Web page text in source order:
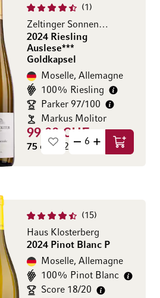
1
Zeltinger Sonnenuhr
2024 Riesling
Auslese***
Goldkapsel
Moselle, Allemagne
100% Riesling
Parker 97/100
Markus Molitor
99.00 CHF
75 cl (132.00 CHF / l) Ajouter
15
Haus Klosterberg
2024 Pinot Blanc P
Moselle, Allemagne
100% Pinot Blanc
Score 18/20